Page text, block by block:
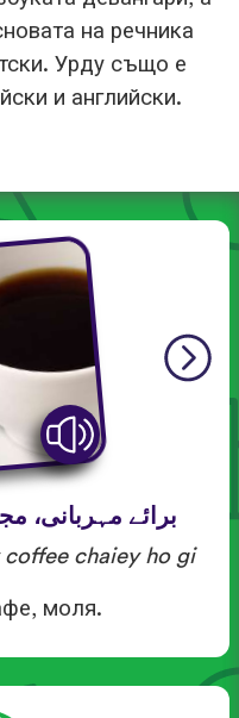
на речника
Урду също е
и английски.
برائے مہربانی،
chaiey ho gi
моля.